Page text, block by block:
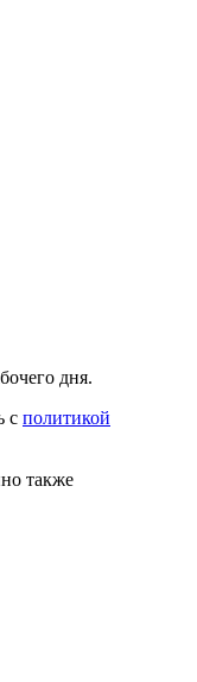
дня.
с политикой
также